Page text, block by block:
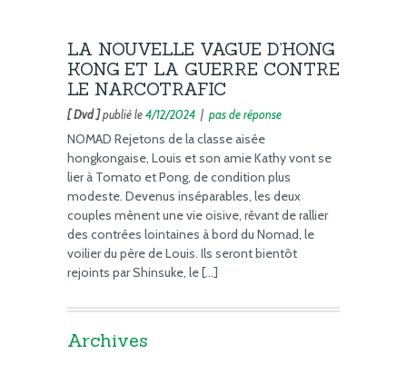
LA NOUVELLE VAGUE D’HONG
KONG ET LA GUERRE CONTRE
LE NARCOTRAFIC
[ Dvd ]publié le4/12/2024 | pas de réponse
NOMAD Rejetons de la classe aisée
hongkongaise, Louis et son amie Kathy vont se
lier à Tomato et Pong, de condition plus
modeste. Devenus inséparables, les deux
couples mènent une vie oisive, rêvant de rallier
des contrées lointaines à bord du Nomad, le
voilier du père de Louis. Ils seront bientôt
rejoints par Shinsuke, le […]
Archives